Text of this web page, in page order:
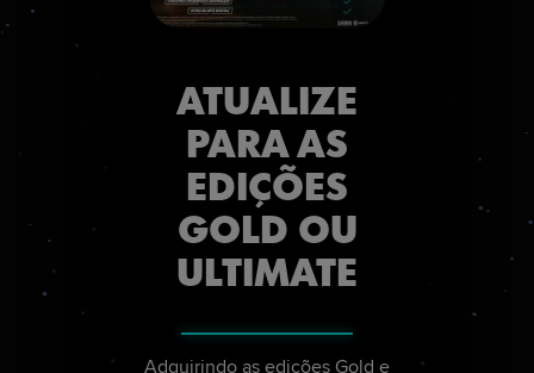
ATUALIZE
PARA AS
EDIÇÕES
GOLD OU
ULTIMATE
Adquirindo as edições Gold e